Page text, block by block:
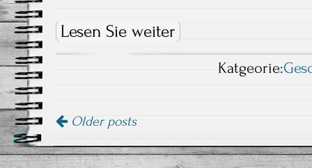
Lesen Sie weiter
Katgeorie:
Older posts